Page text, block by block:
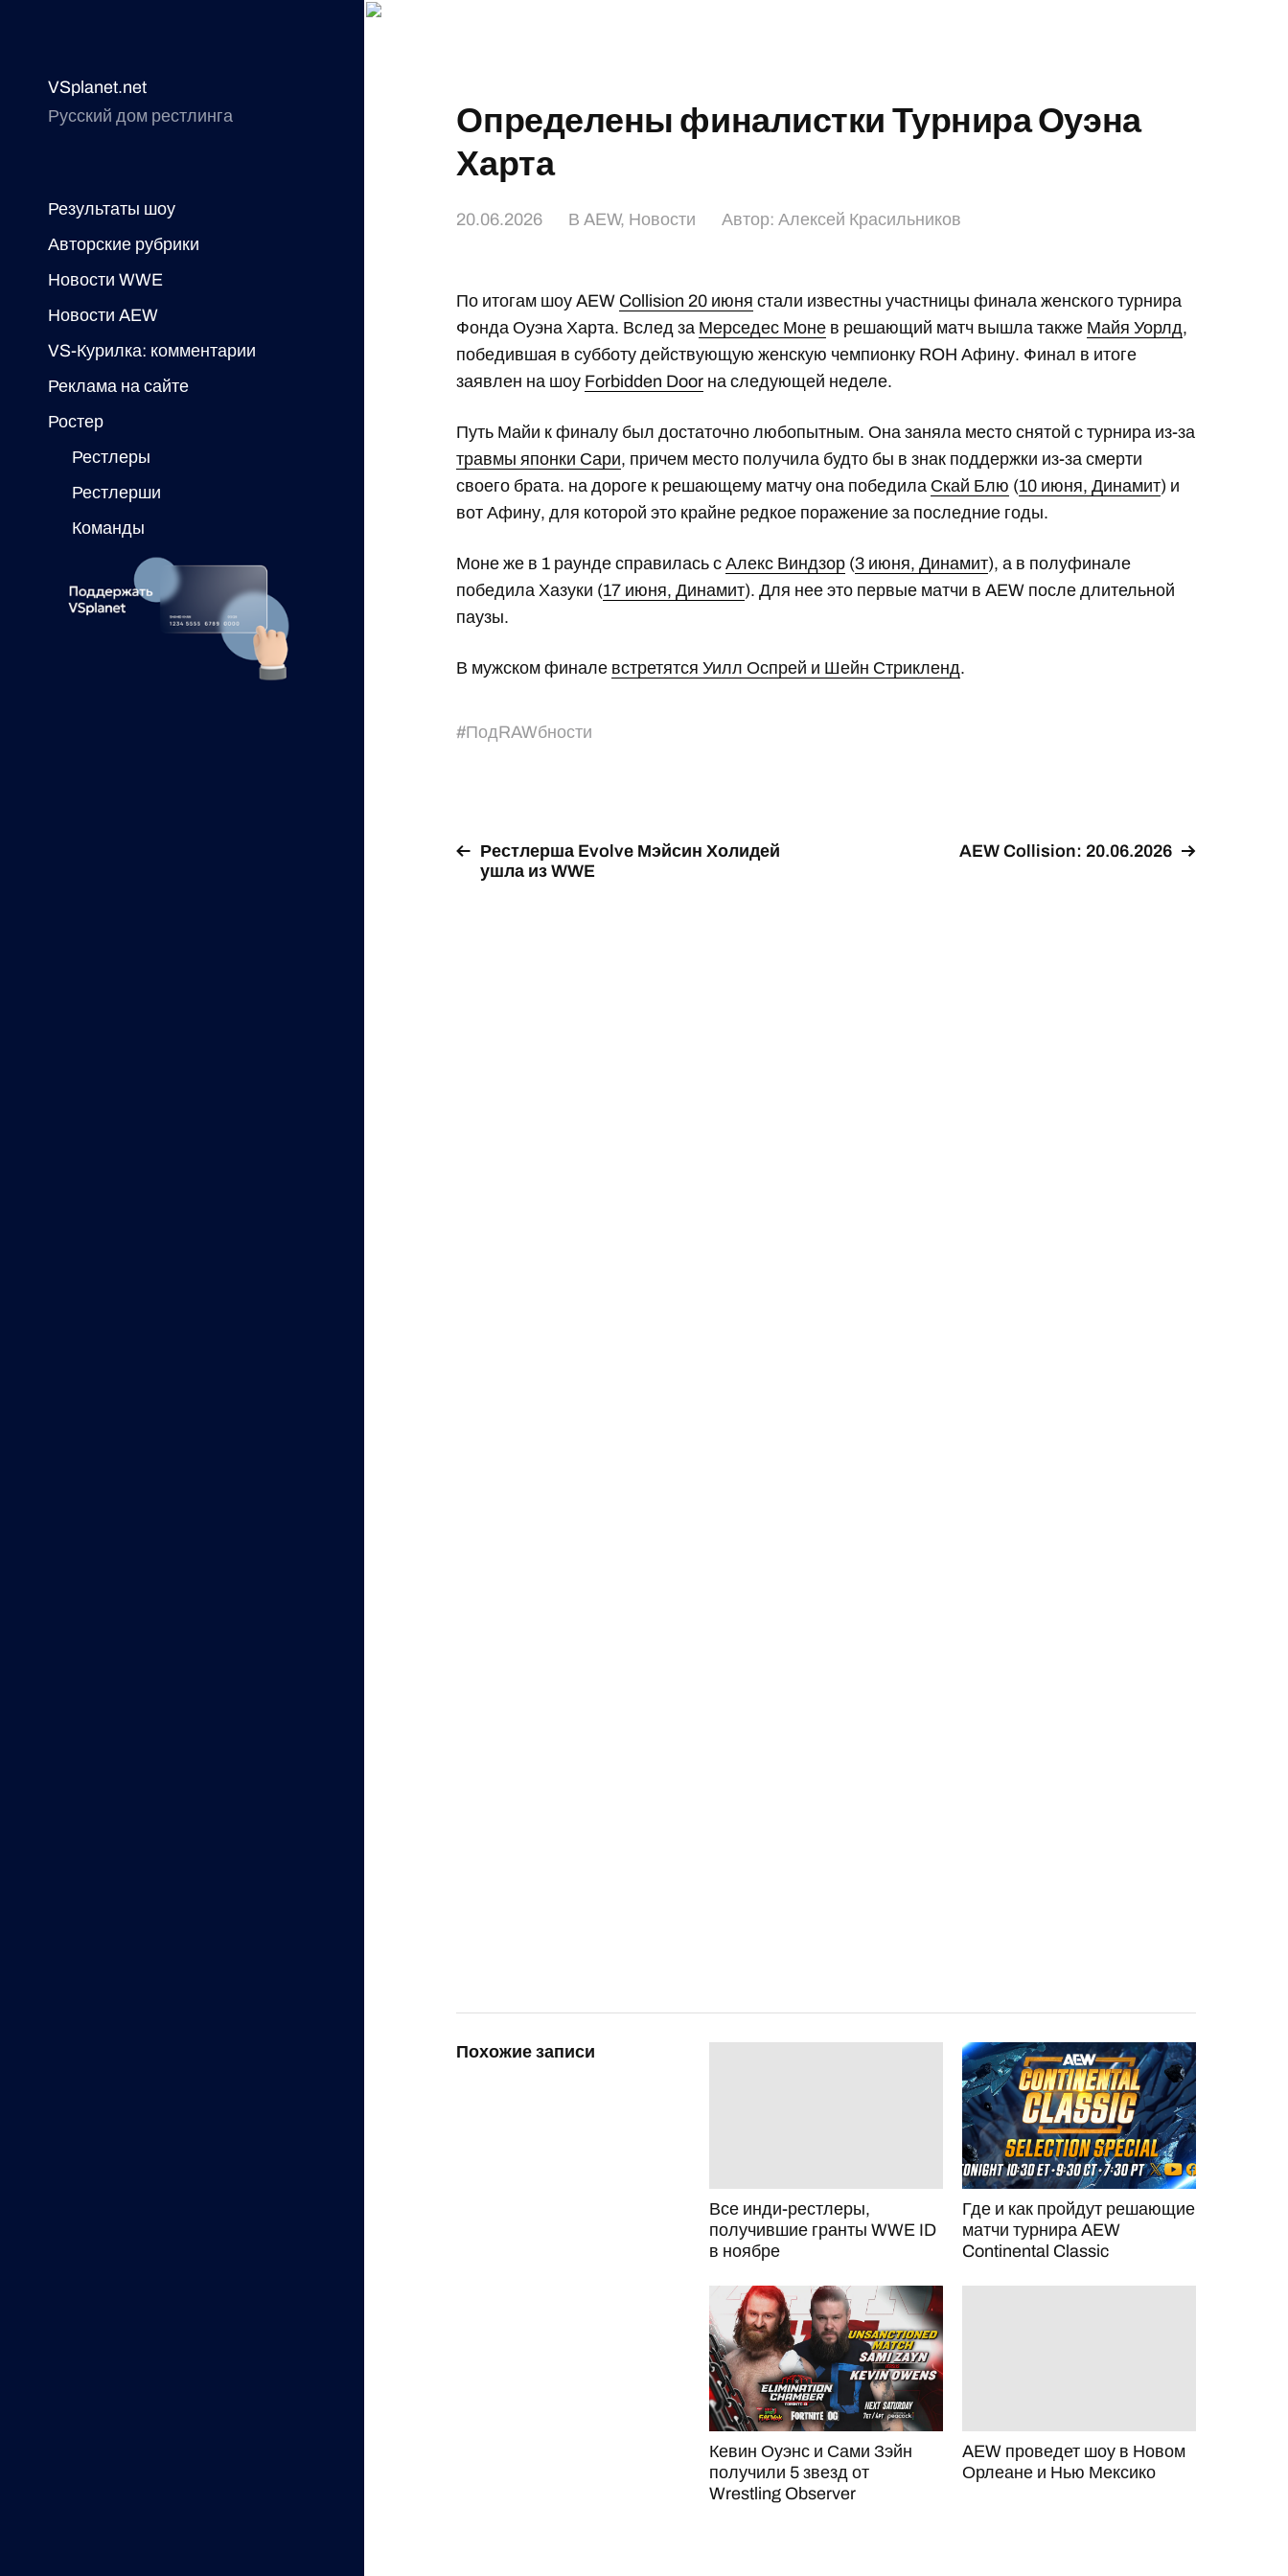
VSplanet.net
Русский дом рестлинга
Результаты шоу
Авторские рубрики
Новости WWE
Новости AEW
VS-Курилка: комментарии
Реклама на сайте
Ростер
Рестлеры
Рестлерши
Команды
Определены финалистки Турнира Оуэна
Харта
20.06.2026 ВAEW, Новости Автор:Алексей Красильников
По итогам шоу AEW Collision 20 июня стали известны участницы финала женского турнира
Фонда Оуэна Харта. Вслед за Мерседес Моне в решающий матч вышла также Майя Уорлд,
победившая в субботу действующую женскую чемпионку ROH Афину. Финал в итоге
заявлен на шоу Forbidden Door на следующей неделе.
Путь Майи к финалу был достаточно любопытным. Она заняла место снятой с турнира из-за
травмы японки Сари, причем место получила будто бы в знак поддержки из-за смерти
своего брата. на дороге к решающему матчу она победила Скай Блю (10 июня, Динамит) и
вот Афину, для которой это крайне редкое поражение за последние годы.
Моне же в 1 раунде справилась сАлекс Виндзор (3 июня, Динамит), а в полуфинале
победила Хазуки (17 июня, Динамит). Для нее это первые матчи в AEW после длительной
паузы.
В мужском финале встретятся Уилл Оспрей и Шейн Стрикленд.
#ПодRAWбности
Рестлерша Evolve Мэйсин Холидей
ушла из WWE
AEW Collision: 20.06.2026
Похожие записи
Все инди-рестлеры,
получившие гранты WWE ID
в ноябре
Где и как пройдут решающие
матчи турнира AEW
Continental Classic
Кевин Оуэнс и Сами Зэйн
получили 5 звезд от
Wrestling Observer
AEW проведет шоу в Новом
Орлеане и Нью Мексико